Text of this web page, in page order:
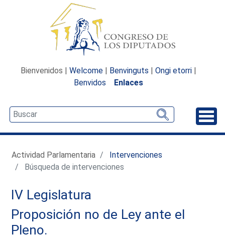
Bienvenidos | Welcome | Benvinguts | Ongi etorri |
Benvidos
Enlaces
Actividad Parlamentaria
Intervenciones
Búsqueda de intervenciones
IV Legislatura
Proposición no de Ley ante el
Pleno.